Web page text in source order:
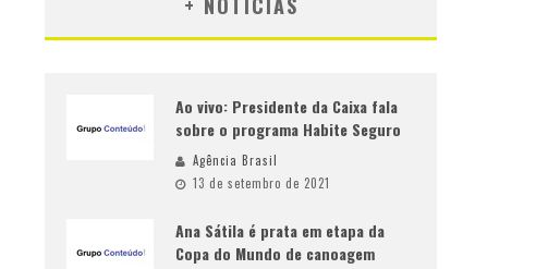
Ao vivo: Presidente da Caixa fala
sobre o programa Habite Seguro
Agência Brasil
13 de setembro de 2021
Ana Sátila é prata em etapa da
Copa do Mundo de canoagem